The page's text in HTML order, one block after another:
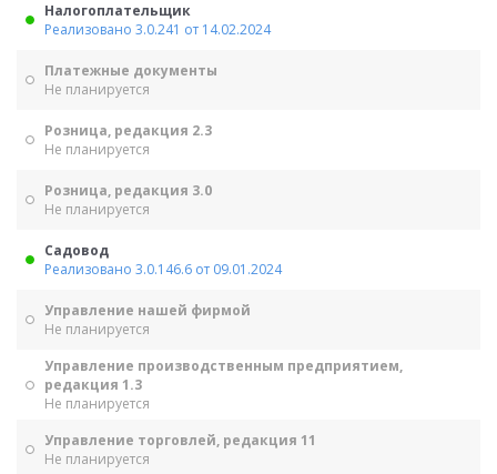
Налогоплательщик
Реализовано 3.0.241 от 14.02.2024
Платежные документы
Не планируется
Розница, редакция 2.3
Не планируется
Розница, редакция 3.0
Не планируется
Садовод
Реализовано 3.0.146.6 от 09.01.2024
Управление нашей фирмой
Не планируется
Управление производственным предприятием,
редакция 1.3
Не планируется
Управление торговлей, редакция 11
Не планируется